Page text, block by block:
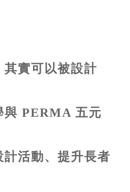
實可以被設計
與 PERMA 五元
活動、提升長者